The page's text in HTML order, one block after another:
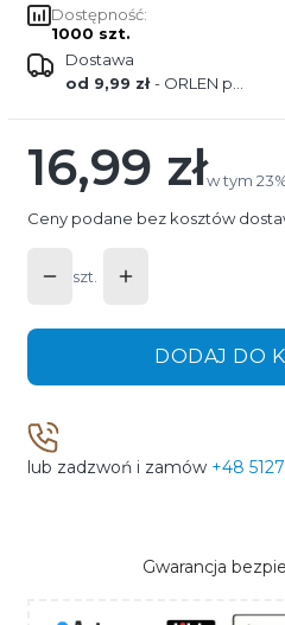
Dostępność:
1000 szt.
Dostawa
od 9,99 zł- ORLEN paczka
Cena
16,99 złw tym
w tym
Ceny podane bez kosztów
szt.
DODAJ DO
lub zadzwoń i zamów +48
Gwarancja